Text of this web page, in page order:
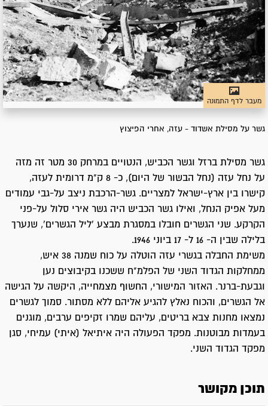
מעבר לדף התמונה
גשר על מסילת אשדוד - עזה, אחרי הפיצוץ
גשר מסילת ברזל וגשר הכביש, הנטויים במרחק 30 מטר זה מזה
על נחל עזה (נחל הבשור של היום), כ- 8 ק"מ דרומית לעזה,
קישרו בין ארץ-ישראל למצריים. גשר-הרכבת ניצב על-גבי עמודים
מעל אפיק הנחל, ואילו גשר הכביש היה גשר אירי סלול על-פני
הקרקע. שני הגשרים חובלו במסגרת מבצע 'ליל הגשרים', שנערך
בלילה שבין ה- 16 ל- 17 ביוני 1946.
משימת החבלה בגשרי עזה הוטלה על כוח שמנה 38 איש,
ממחלקות הגדוד השני של הפלמ"ח ששכנו בקיבוצים נען
וגבעת-ברנר. האזור המישורי, החשוף מצמחייה, היקשה על הגישה
אל הגשרים, והכוח נאלץ להגיע אליהם ללא מסתור. סמוך לגשרים
נמצאו מחנות צבא בריטים, עליהם שמרו זקיפים ערבים, מוגנים
בעמדות מבוטנות. מפקד הפעולה היה איתיאל (איתי) עמיחי, סגן
מפקד הגדוד השני.
תוכן מקושר